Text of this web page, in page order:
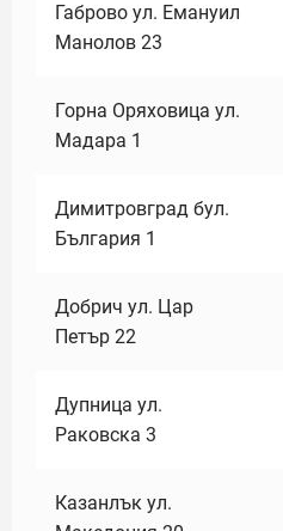
Габрово ул. Емануил
Манолов 23
Горна Оряховица ул.
Мадара 1
Димитровград бул.
България 1
Добрич ул. Цар
Петър 22
Дупница ул.
Раковска 3
Казанлък ул.